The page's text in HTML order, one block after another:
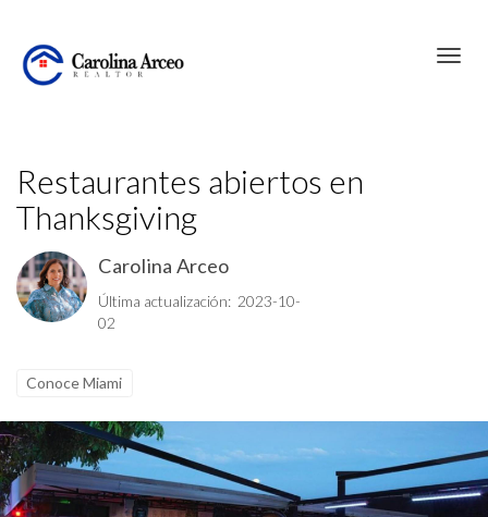
Restaurantes abiertos en
Thanksgiving
Carolina Arceo
Última actualización: 2023-10-
02
Conoce Miami